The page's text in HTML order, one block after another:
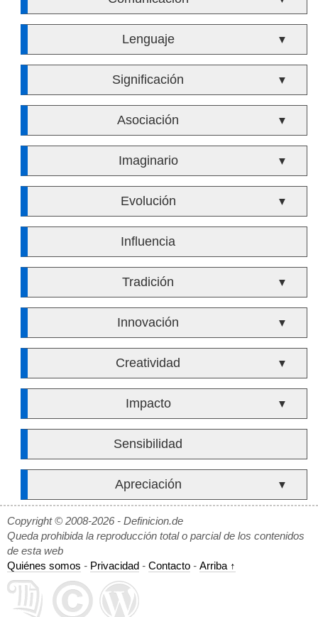
Lenguaje ▼
Significación ▼
Asociación ▼
Imaginario ▼
Evolución ▼
Influencia
Tradición ▼
Innovación ▼
Creatividad ▼
Impacto ▼
Sensibilidad
Apreciación ▼
Copyright © 2008-2026 - Definicion.de
Queda prohibida la reproducción total o parcial de los contenidos
de esta web
Quiénes somos - Privacidad - Contacto - Arriba ↑